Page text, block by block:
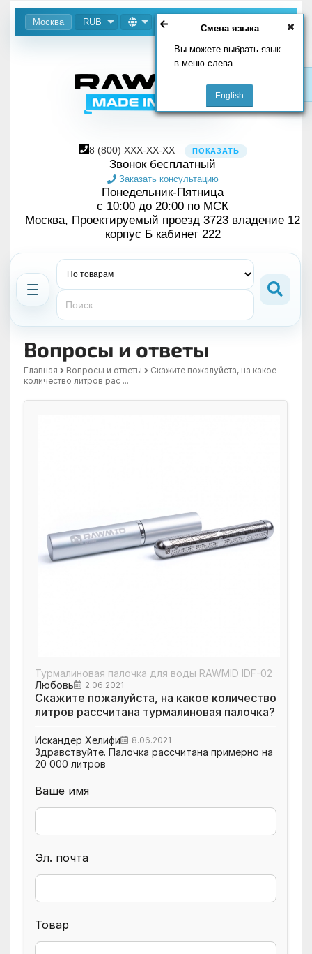
Москва RUB
Смена языка
Вы можете выбрать язык
в меню слева
8 (800) XXX-XX-XX ПОКАЗАТЬ
Звонок бесплатный
Заказать консультацию
Понедельник-Пятница
с 10:00 до 20:00 по МСК
Москва, Проектируемый проезд 3723 владение 12
корпус Б кабинет 222
Вопросы и ответы
Главная Вопросы и ответы
Скажите пожалуйста, на какое
количество литров рас ...
Турмалиновая палочка для воды RAWMID IDF-02
Любовь
2.06.2021
Скажите пожалуйста, на какое количество
литров рассчитана турмалиновая палочка?
Искандер Хелифи 8.06.2021
Здравствуйте. Палочка рассчитана примерно на
20 000 литров
Ваше имя
Эл. почта
Товар